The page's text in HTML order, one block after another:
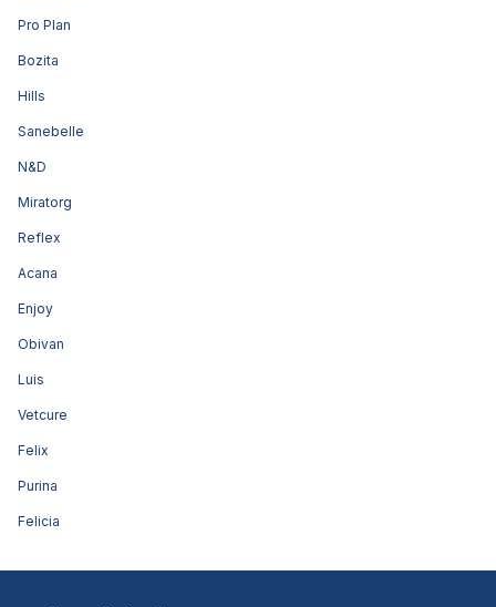
Pro Plan
Bozita
Hills
Sanebelle
N&D
Miratorg
Reflex
Acana
Enjoy
Obivan
Luis
Vetcure
Felix
Purina
Felicia